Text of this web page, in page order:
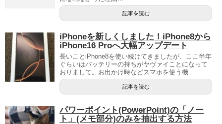
記事を読む
iPhoneを新しくしました！iPhone8から
iPhone16 Proへ大幅アップデート
長いことiPhone8を使い続けてきましたが、ここ半年
ぐらいはバッテリーの持ちがヤヴァイことになって
おりまして。お出かけ時などスマホを使う機...
記事を読む
パワーポイント(PowerPoint)の「ノー
ト」(メモ部分)のみを抽出する方法